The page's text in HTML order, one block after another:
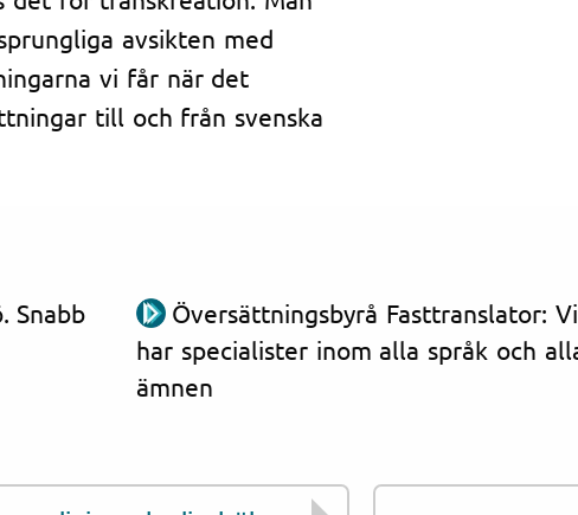
avsikten med
vi får när det
till och från svenska
Snabb
Översättningsbyrå Fasttranslator: Vi
har specialister inom alla språk och
ämnen